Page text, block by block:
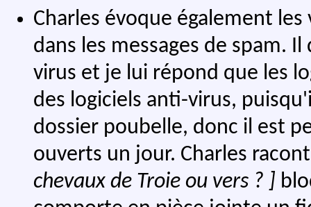
Charles évoque également
dans les messages de spam.
virus et je lui répond que les
des logiciels anti-virus,
dossier poubelle, donc il est
ouverts un jour. Charles
chevaux de Troie ou vers ? ]